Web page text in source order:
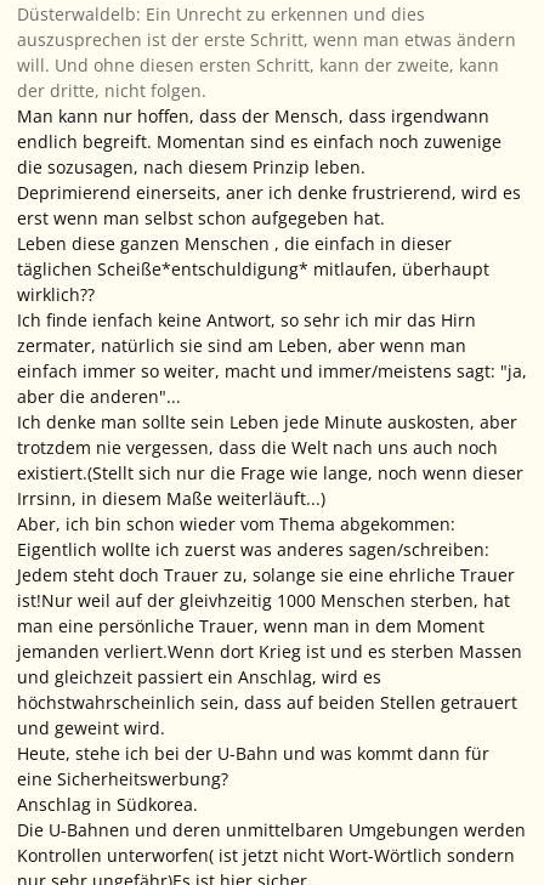
Düsterwaldelb: Ein Unrecht zu erkennen und dies
auszusprechen ist der erste Schritt, wenn man etwas ändern
will. Und ohne diesen ersten Schritt, kann der zweite, kann
der dritte, nicht folgen.
Man kann nur hoffen, dass der Mensch, dass irgendwann
endlich begreift. Momentan sind es einfach noch zuwenige
die sozusagen, nach diesem Prinzip leben.
Deprimierend einerseits, aner ich denke frustrierend, wird es
erst wenn man selbst schon aufgegeben hat.
Leben diese ganzen Menschen , die einfach in dieser
täglichen Scheiße*entschuldigung* mitlaufen, überhaupt
wirklich??
Ich finde ienfach keine Antwort, so sehr ich mir das Hirn
zermater, natürlich sie sind am Leben, aber wenn man
einfach immer so weiter, macht und immer/meistens sagt: "ja,
aber die anderen"...
Ich denke man sollte sein Leben jede Minute auskosten, aber
trotzdem nie vergessen, dass die Welt nach uns auch noch
existiert.(Stellt sich nur die Frage wie lange, noch wenn dieser
Irrsinn, in diesem Maße weiterläuft...)
Aber, ich bin schon wieder vom Thema abgekommen:
Eigentlich wollte ich zuerst was anderes sagen/schreiben:
Jedem steht doch Trauer zu, solange sie eine ehrliche Trauer
ist!Nur weil auf der gleivhzeitig 1000 Menschen sterben, hat
man eine persönliche Trauer, wenn man in dem Moment
jemanden verliert.Wenn dort Krieg ist und es sterben Massen
und gleichzeit passiert ein Anschlag, wird es
höchstwahrscheinlich sein, dass auf beiden Stellen getrauert
und geweint wird.
Heute, stehe ich bei der U-Bahn und was kommt dann für
eine Sicherheitswerbung?
Anschlag in Südkorea.
Die U-Bahnen und deren unmittelbaren Umgebungen werden
Kontrollen unterworfen( ist jetzt nicht Wort-Wörtlich sondern
nur sehr ungefähr)Es ist hier sicher...